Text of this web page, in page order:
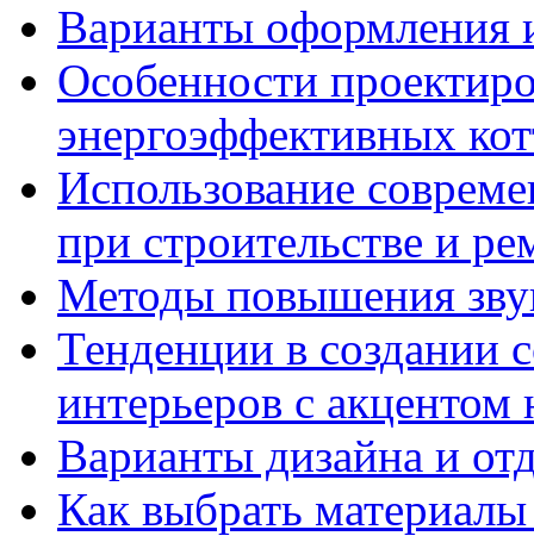
Варианты оформления
Особенности
энергоэффективных
Использование
при строительстве и
Методы повышения
Тенденции в создании
интерьеров с акцентом
Варианты дизайна и
Как выбрать